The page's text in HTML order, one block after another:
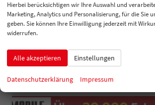
Fahrzeugnummer 208232 Getriebe Automatik
Kraftstoff Diesel Leistung 100 kW (136
45.425,– €
Verbrauch kombiniert:
5,70 l/100km
CO -Klasse:F
Hierbei berücksichtigen wir Ihre Auswahl und
Marketing, Analytics und Personalisierung, für die Sie
geben. Sie können Ihre Einwilligung jederzeit mit
widerrufen.
Alle akzeptieren Einstellungen
Datenschutzerklärung Impressum